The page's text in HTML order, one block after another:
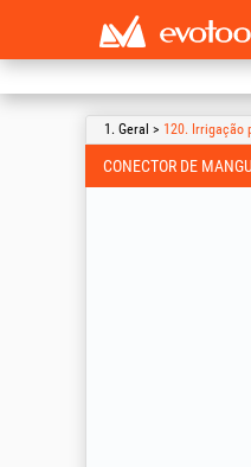
1. Geral > 120. Irrigação
CONECTOR DE